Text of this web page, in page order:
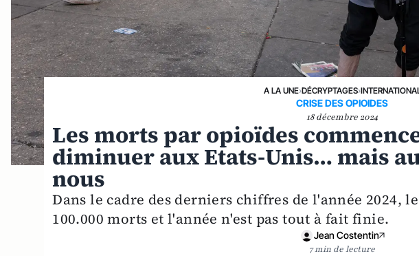
A LA UNE›DÉCRYPTAGES›
CRISE DES OPIOIDES
18 décembre 2024
Les morts par opioïdes
diminuer aux Etats-Unis… mais
nous
Dans le cadre des derniers chiffres de l'année 2024,
100.000 morts et l'année n'est pas tout à fait finie.
Jean Costentin
7 min de lecture